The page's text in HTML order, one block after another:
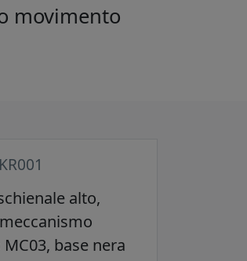
movimento
alto,
base nera